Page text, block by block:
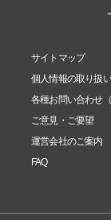
サイトマップ
個人情報の取り扱
各種お問い合わせ
ご意見・ご要望
運営会社のご案内
FAQ